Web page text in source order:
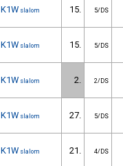
K1W slalom 15. 5/DS
K1W slalom 15. 5/DS
K1W slalom 2. 2/DS
K1W slalom 27. 5/DS
K1W slalom 21. 4/DS